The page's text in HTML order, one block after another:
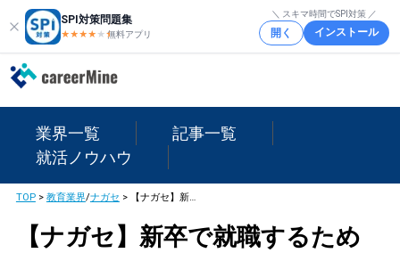
SPI対策問題集
★★★★ ★★
無料アプリ
＼ スキマ時間でSPI対策 ／
開く インストール
業界一覧
記事一覧
就活ノウハウ
TOP> 教育業界/ナガセ > 【ナガセ】新卒で就職するためには？採用フローや選考対策を徹底解説！
【ナガセ】新卒で就職するため